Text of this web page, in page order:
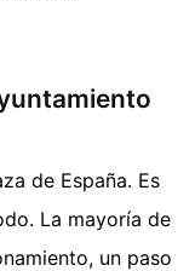
de España. Es
La mayoría de
un paso